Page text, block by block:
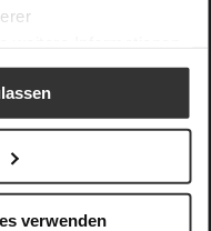
verwenden
with a glossy finish
like